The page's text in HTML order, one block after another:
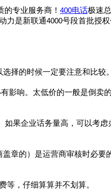
的专业服务商！ 400电话极速
力是新联通4000号段首批授
择的时候一定要注意和比较。
影响。太低价的一般是倒卖
如果企业话务量高，可以考虑
章的）是运营商审核时必要
等，仔细算算并不划算。